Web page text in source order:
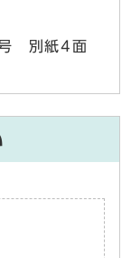
別紙4面